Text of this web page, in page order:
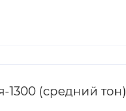
(средний тон)